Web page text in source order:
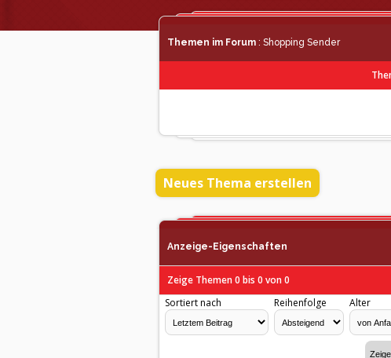
Themen im Forum : Shopping Sender
Neues Thema erstellen
Anzeige-Eigenschaften
Zeige Themen 0 bis 0 von 0
Sortiert nach
Reihenfolge Alter